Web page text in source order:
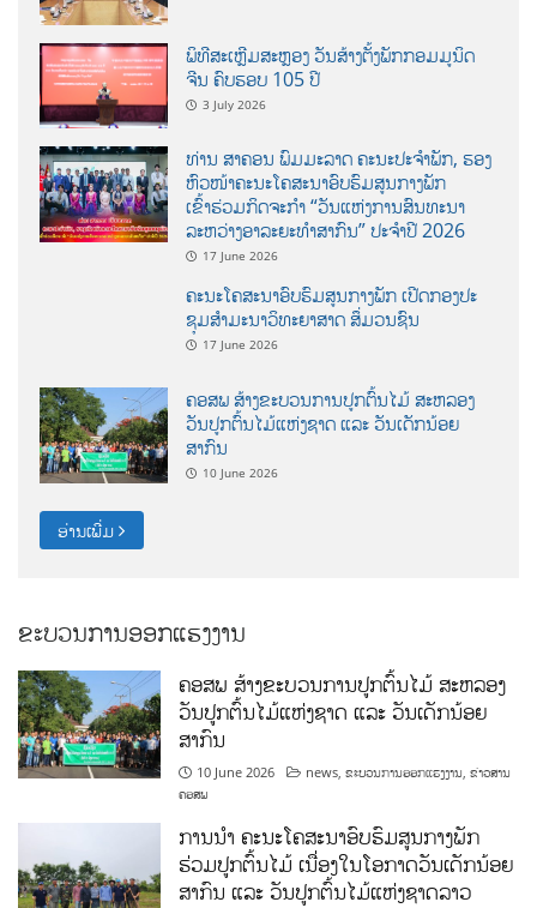
ພິທີສະເຫຼີມສະຫຼອງ ວັນສ້າງຕັ້ງພັກກອມມູນິດ
ຈີນ ຄົບຮອບ 105 ປີ
3 July 2026
ທ່ານ ສາຄອນ ພົມມະລາດ ຄະນະປະຈໍາພັກ, ຮອງ
ຫົວໜ້າຄະນະໂຄສະນາອົບຮົມສູນກາງພັກ
ເຂົ້າຮ່ວມກິດຈະກຳ “ວັນແຫ່ງການສົນທະນາ
ລະຫວ່າງອາລະຍະທຳສາກົນ” ປະຈຳປີ 2026
17 June 2026
ຄະນະໂຄສະນາອົບຮົມສູນກາງພັກ ເປີດກອງປະ
ຊຸມສຳມະນາວິທະຍາສາດ ສຶ່ມວນຊົນ
17 June 2026
ຄອສພ ສ້າງຂະບວນການປູກຕົ້ນໄມ້ ສະຫລອງ
ວັນປູກຕົ້ນໄມ້ແຫ່ງຊາດ ແລະ ວັນເດັກນ້ອຍ
ສາກົນ
10 June 2026
ອ່ານເພີ່ມ
ຂະບວນການອອກແຮງງານ
ຄອສພ ສ້າງຂະບວນການປູກຕົ້ນໄມ້ ສະຫລອງ
ວັນປູກຕົ້ນໄມ້ແຫ່ງຊາດ ແລະ ວັນເດັກນ້ອຍ
ສາກົນ
10 June 2026 news,ຂະບວນການອອກແຮງງານ,ຂ່າວສານ
ຄອສພ
ການນໍາ ຄະນະໂຄສະນາອົບຮົມສູນກາງພັກ
ຮ່ວມປູກຕົ້ນໄມ້ ເນື່ອງໃນໂອກາດວັນເດັກນ້ອຍ
ສາກົນ ແລະ ວັນປູກຕົ້ນໄມ້ແຫ່ງຊາດລາວ